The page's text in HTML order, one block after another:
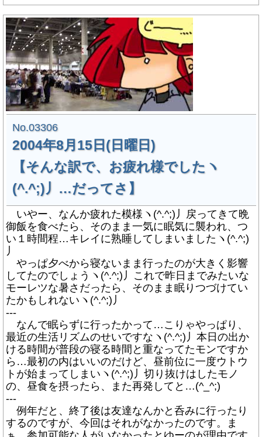
No.03306
2004年8月15日(日曜日)
【そんな訳で、お疲れ様でしたヽ
(^.^;)丿…だってさ】
いやー、なんか疲れた模様ヽ(^.^;)丿戻ってきて晩
御飯を食べたら、そのまま一気に眠気に襲われ、つ
い１時間程…キレイに熟睡してしまいましたヽ(^.^;)
丿
やっぱ夕べから寝ないまま行ったのが大きく影響
してたのでしょうヽ(^.^;)丿これで昨日までみたいな
モーレツな暑さだったら、そのまま眠りつづけてい
たかもしれないヽ(^.^;)丿
---
なんで眠らずに行ったかって…こりゃやっぱり、
最近の生活リズムのせいですなヽ(^.^;)丿本日の出か
ける時間が普段の寝る時間と重なってたモンですか
ら…最初の内はいいのだけど、昼前位に一度ウトウ
トが始まってしまいヽ(^.^;)丿切り抜けはしたモノ
の、昼食を摂ったら、また再発してと…(^_^;)
---
例年だと、終了後は友達なんかと呑みに行ったり
するのですが、今回はそれがなかったのです。ま